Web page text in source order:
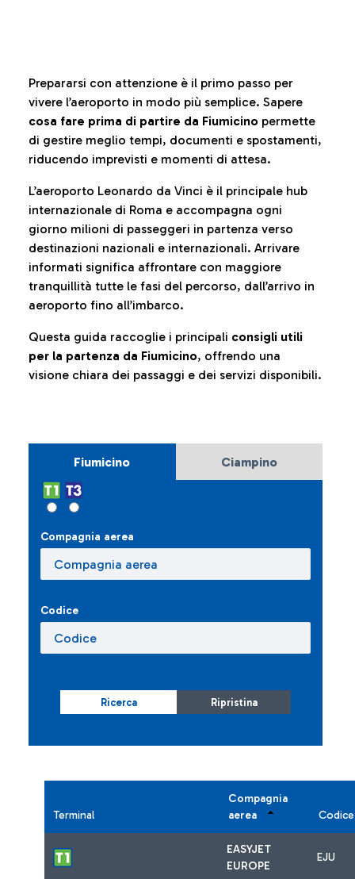
Prepararsi con attenzione è il primo passo per
vivere l’aeroporto in modo più semplice. Sapere
cosa fare prima di partire da Fiumicino permette
di gestire meglio tempi, documenti e spostamenti,
riducendo imprevisti e momenti di attesa.
L’aeroporto Leonardo da Vinci è il principale hub
internazionale di Roma e accompagna ogni
giorno milioni di passeggeri in partenza verso
destinazioni nazionali e internazionali. Arrivare
informati significa affrontare con maggiore
tranquillità tutte le fasi del percorso, dall’arrivo in
aeroporto fino all’imbarco.
Questa guida raccoglie i principali consigli utili
per la partenza da Fiumicino, offrendo una
visione chiara dei passaggi e dei servizi disponibili.
Fiumicino Ciampino
Compagnia aerea
Codice
Ricerca Ripristina
Terminal
Compagnia
aerea
Codice
EASYJET
EUROPE
EJU